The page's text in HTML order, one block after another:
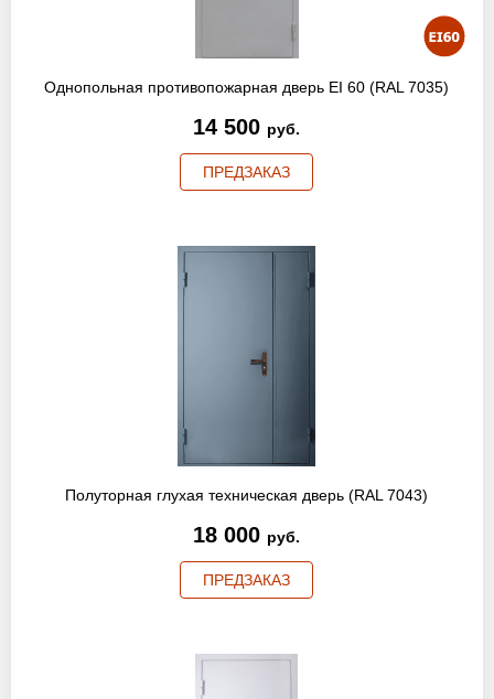
Однопольная противопожарная дверь EI 60 (RAL 7035)
14 500 руб.
ПРЕДЗАКАЗ
Полуторная глухая техническая дверь (RAL 7043)
18 000 руб.
ПРЕДЗАКАЗ